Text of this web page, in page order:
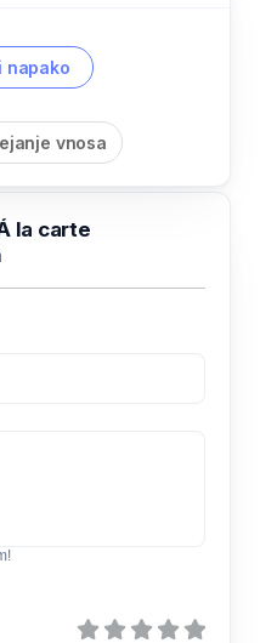
napako
vnosa
la carte